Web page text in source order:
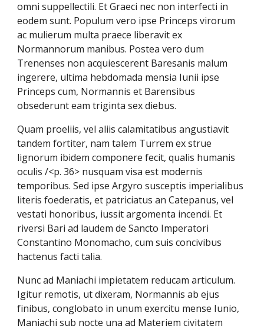
omni suppellectili. Et Graeci nec non interfecti in
eodem sunt. Populum vero ipse Princeps virorum
ac mulierum multa praece liberavit ex
Normannorum manibus. Postea vero dum
Trenenses non acquiescerent Baresanis malum
ingerere, ultima hebdomada mensia Iunii ipse
Princeps cum, Normannis et Barensibus
obsederunt eam triginta sex diebus.
Quam proeliis, vel aliis calamitatibus angustiavit
tandem fortiter, nam talem Turrem ex strue
lignorum ibidem componere fecit, qualis humanis
oculis /<p. 36> nusquam visa est modernis
temporibus. Sed ipse Argyro susceptis imperialibus
literis foederatis, et patriciatus an Catepanus, vel
vestati honoribus, iussit argomenta incendi. Et
riversi Bari ad laudem de Sancto Imperatori
Constantino Monomacho, cum suis concivibus
hactenus facti talia.
Nunc ad Maniachi impietatem reducam articulum.
Igitur remotis, ut dixeram, Normannis ab ejus
finibus, conglobato in unum exercitu mense Iunio,
Maniachi sub nocte una ad Materiem civitatem